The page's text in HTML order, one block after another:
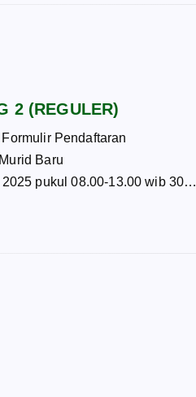
2 (REGULER)
Pendaftaran
Baru
2025 pukul 08.00-13.00 wib 30…